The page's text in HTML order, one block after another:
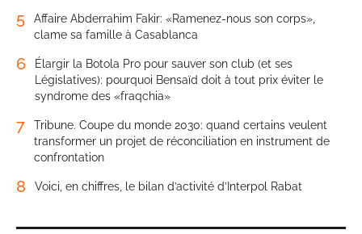
5
Affaire Abderrahim Fakir: «Ramenez-nous son corps»,
clame sa famille à Casablanca
6
Élargir la Botola Pro pour sauver son club (et ses
Législatives): pourquoi Bensaïd doit à tout prix éviter le
syndrome des «fraqchia»
7
Tribune. Coupe du monde 2030: quand certains veulent
transformer un projet de réconciliation en instrument de
confrontation
8 Voici, en chiffres, le bilan d’activité d’Interpol Rabat